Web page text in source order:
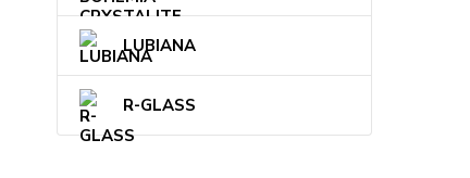
LUBIANA
R-GLASS